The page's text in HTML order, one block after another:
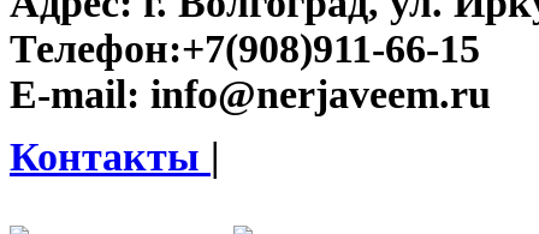
Телефон:+7(908)911-66-15
E-mail: info@nerjaveem.ru
Контакты |